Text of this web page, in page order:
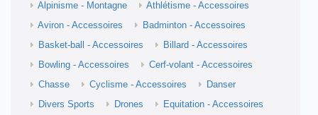
Alpinisme - Montagne
Athlétisme - Accessoires
Aviron - Accessoires
Badminton - Accessoires
Basket-ball - Accessoires
Billard - Accessoires
Bowling - Accessoires
Cerf-volant - Accessoires
Chasse
Cyclisme - Accessoires
Danser
Divers Sports
Drones
Equitation - Accessoires